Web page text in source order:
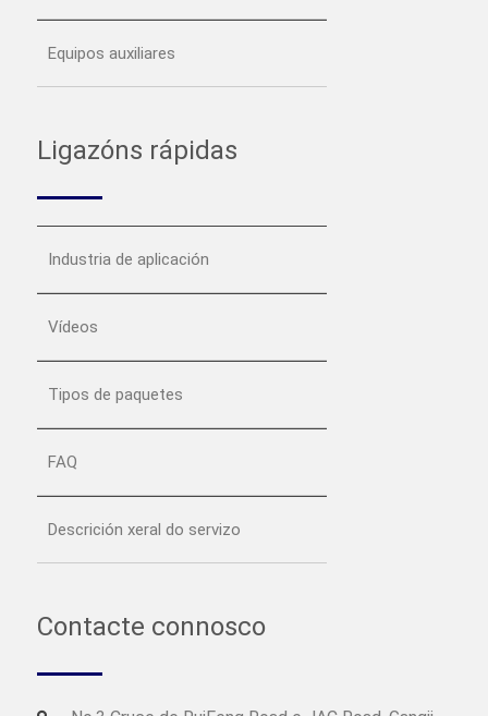
Equipos auxiliares
Ligazóns rápidas
Industria de aplicación
Vídeos
Tipos de paquetes
FAQ
Descrición xeral do servizo
Contacte connosco